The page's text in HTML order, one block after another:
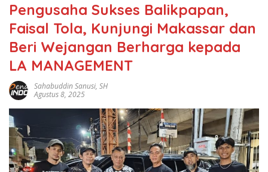
Pengusaha Sukses Balikpapan,
Faisal Tola, Kunjungi Makassar dan
Beri Wejangan Berharga kepada
LA MANAGEMENT
Sahabuddin Sanusi, SH
Agustus 8, 2025